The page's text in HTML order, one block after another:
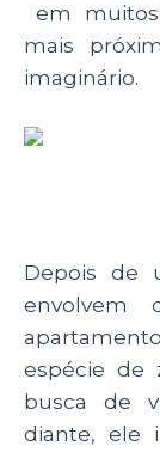
em
mais
imaginário.
Depois de
envolvem
espécie de
busca de
diante, ele